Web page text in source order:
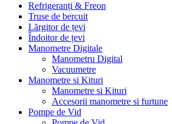
Refrigeranți & Freon
Truse de bercuit
Lărgitor de țevi
Îndoitor de țevi
Manometre Digitale
Manometru Digital
Vacuumetre
Manometre si Kituri
Manometre si Kituri
Accesorii manometre si furtune
Pompe de Vid